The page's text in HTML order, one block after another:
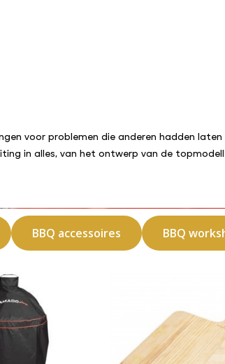
voor problemen die anderen hadden
in alles, van het ontwerp van de
BBQ accessoires BBQ